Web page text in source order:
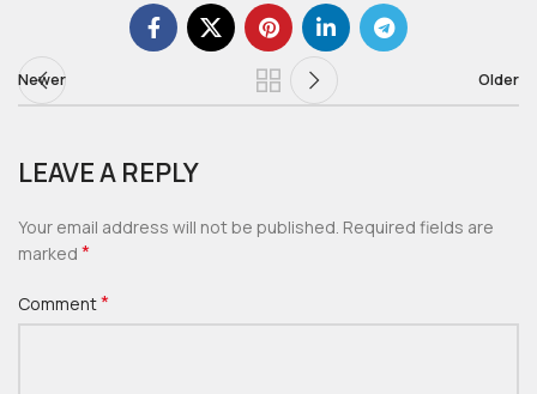
Newer Older
LEAVE A REPLY
Your email address will not be published. Required fields are
marked *
Comment*